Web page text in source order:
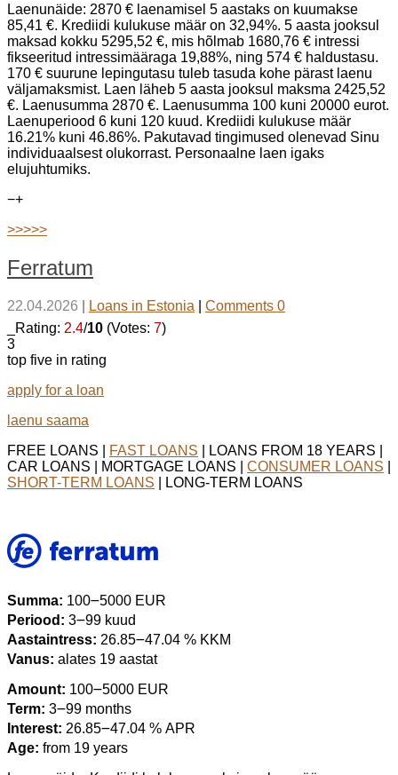
Laenunäide: 2870 € laenamisel 5 aastaks on kuumakse
85,41 €. Krediidi kulukuse määr on 32,94%. 5 aasta jooksul
maksad kokku 5295,52 €, mis hõlmab 1680,76 € intressi
fikseeritud intressimääraga 19,88%, ning 574 € haldustasu.
170 € suurune lepingutasu tuleb tasuda kohe pärast laenu
väljamaksmist. Laen läheb 5 aasta jooksul maksma 2425,52
€. Laenusumma 2870 €. Laenusumma 100 kuni 20000 eurot.
Laenuperiood 6 kuni 120 kuud. Krediidi kulukuse määr
16.21% kuni 46.86%. Pakutavad tingimused olenevad Sinu
individuaalsest olukorrast. Personaalne laen igaks
elujuhtumiks.
−+
>>>>>
Ferratum
22.04.2026 Loans in Estonia
Comments 0
_Rating: 2.4/10 (Votes: 7)
3
top five in rating
apply for a loan
laenu saama
FREE LOANS |
FAST LOANS | LOANS FROM 18 YEARS |
CAR LOANS | MORTGAGE LOANS | CONSUMER LOANS
SHORT-TERM LOANS | LONG-TERM LOANS
Summa: 100౼5000 EUR
Periood: 3౼99 kuud
Aastaintress: 26.85౼47.04 % KKM
Vanus: alates 19 aastat
Amount: 100౼5000 EUR
Term: 3౼99 months
Interest: 26.85౼47.04 % APR
Age: from 19 years